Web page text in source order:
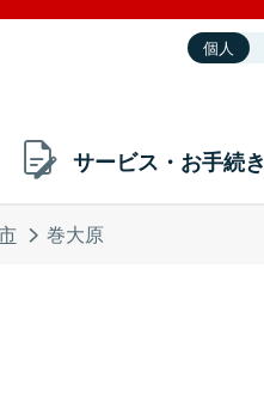
個人
サービス・お手続き
巻大原